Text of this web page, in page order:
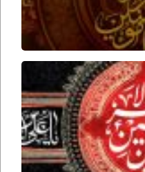
برخورد
حسین
علیه
السلام
با علی
اصغر
علیه